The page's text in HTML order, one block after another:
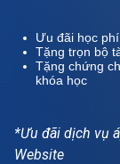
Ưu đãi học
Tặng trọn bộ
Tặng chứng
khóa học
*Ưu đãi dịch vụ
Website